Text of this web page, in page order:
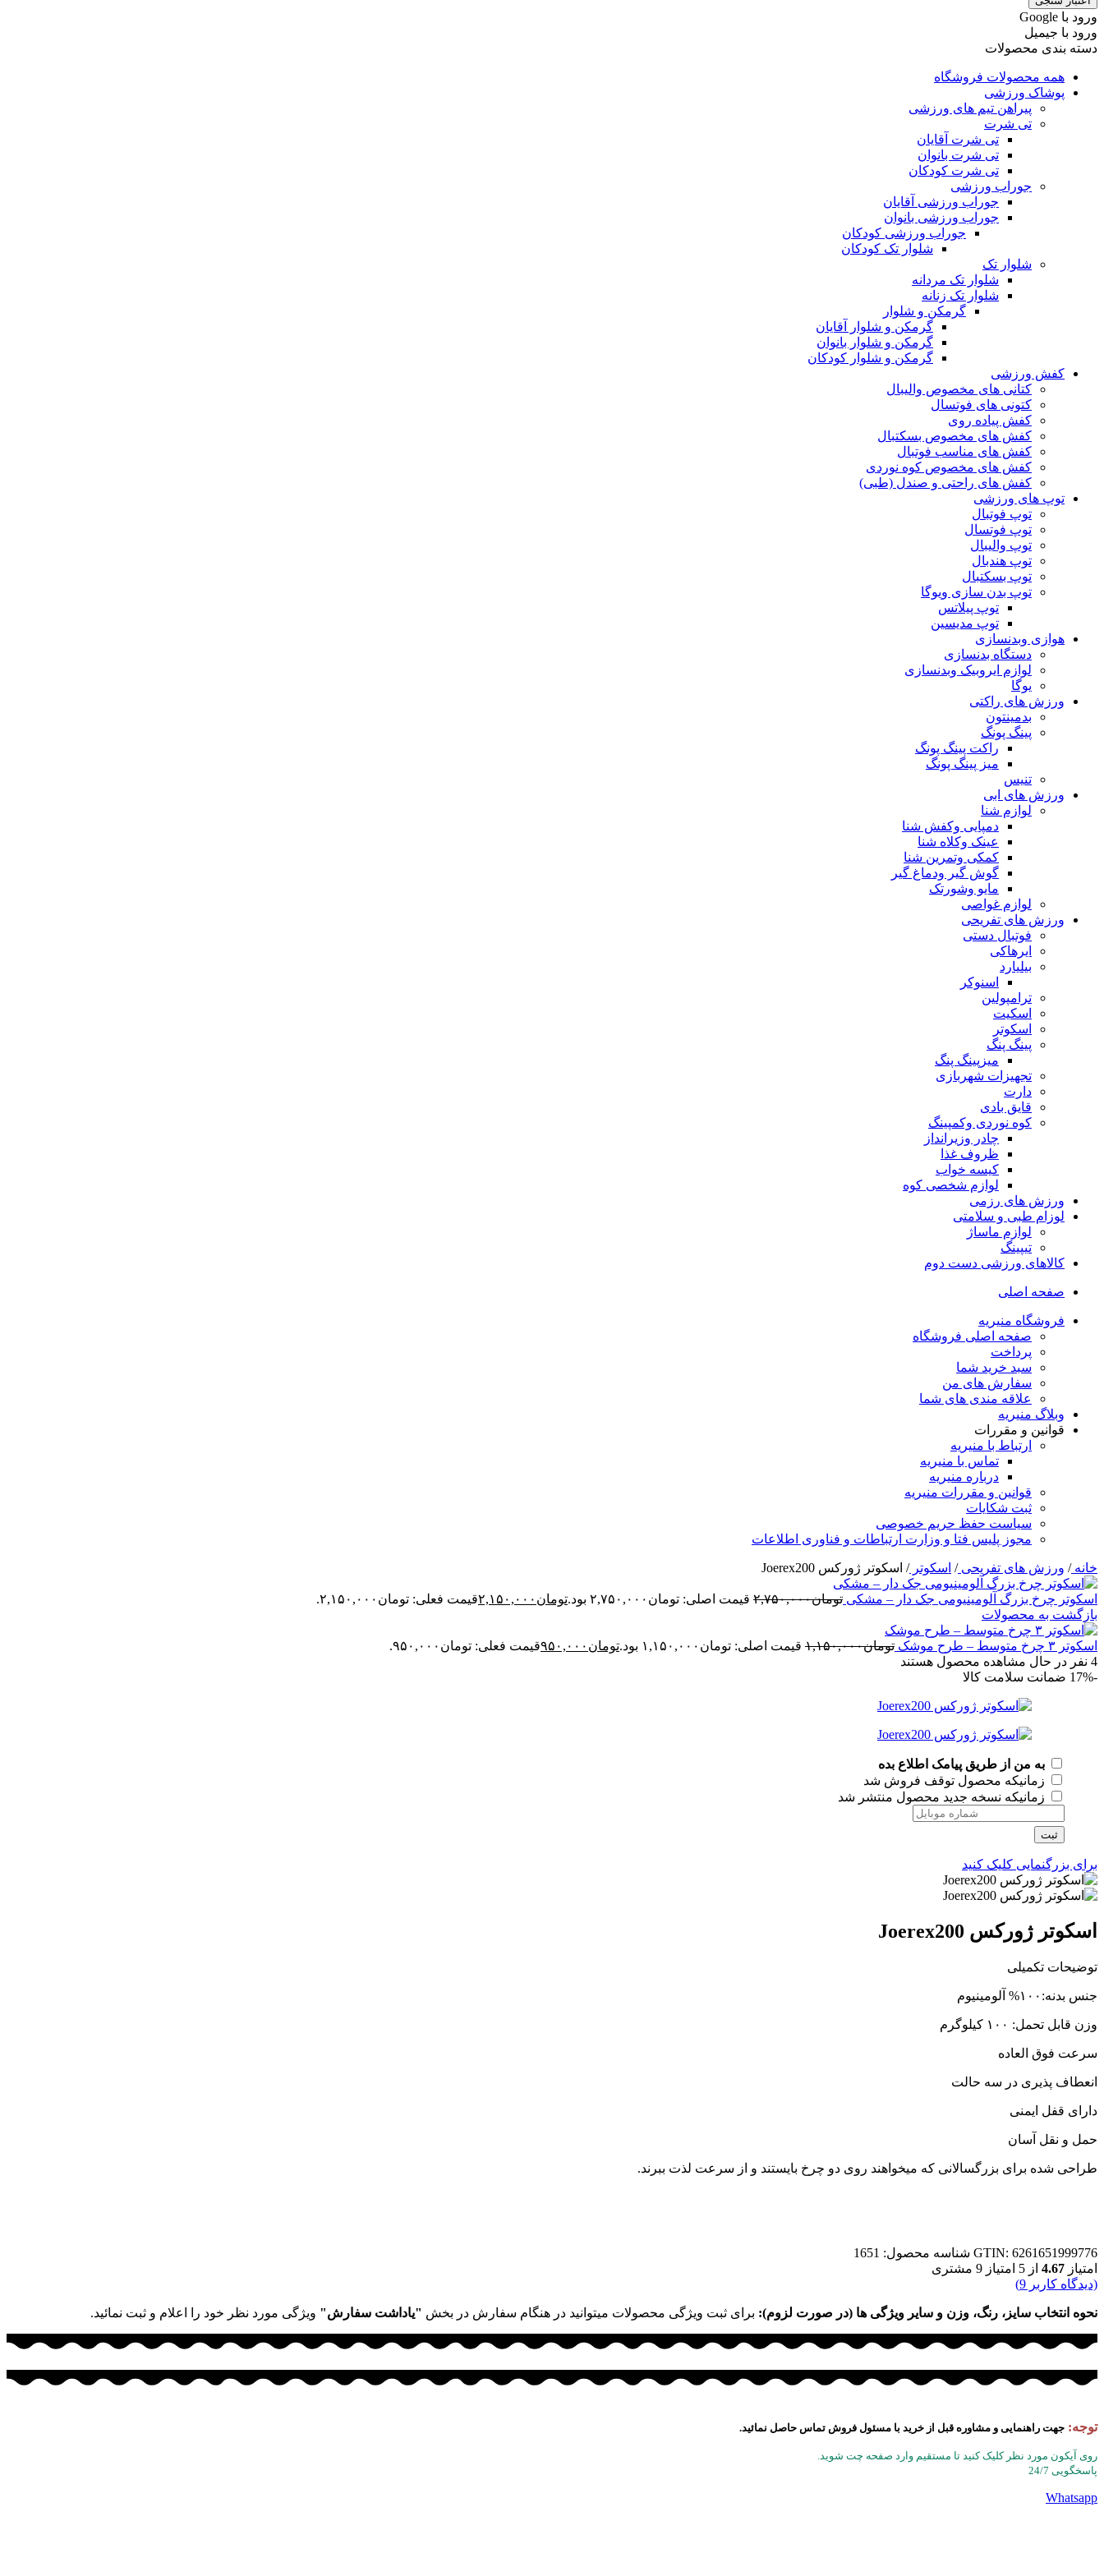
ورود با ‫Google
ورود با جیمیل
دسته بندی محصولات
همه محصولات فروشگاه
پوشاک ورزشی
پیراهن تیم های ورزشی
تی شرت
تی شرت آقایان
تی شرت بانوان
تی شرت کودکان
جوراب ورزشی
جوراب ورزشی آقایان
جوراب ورزشی بانوان
جوراب ورزشی کودکان
شلوار تک کودکان
شلوار تک
شلوار تک مردانه
شلوار تک زنانه
گرمکن و شلوار
گرمکن و شلوار آقایان
گرمکن و شلوار بانوان
گرمکن و شلوار کودکان
کفش ورزشی
کتانی های مخصوص والیبال
کتونی های فوتسال
کفش پیاده روی
کفش های مخصوص بسکتبال
کفش های مناسب فوتبال
کفش های مخصوص کوه نوردی
کفش های راحتی و صندل (طبی)
توپ های ورزشی
توپ فوتبال
توپ فوتسال
توپ والیبال
توپ هندبال
توپ بسکتبال
توپ بدن سازی ویوگا
توپ پیلاتس
توپ مدیسین
هوازی وبدنسازی
دستگاه بدنسازی
لوازم ایروبیک وبدنسازی
یوگا
ورزش های راکتی
بدمینتون
پینگ پونگ
راکت پینگ پونگ
میز پینگ پونگ
تنیس
ورزش های ابی
لوازم شنا
دمپایی وکفش شنا
عینک وکلاه شنا
کمکی وتمرین شنا
گوش گیر ودماغ گیر
مایو وشورتک
لوازم غواصی
ورزش های تفریحی
فوتبال دستی
ایرهاکی
بیلیارد
اسنوکر
ترامپولین
اسکیت
اسکوتر
پینگ پنگ
میزپینگ پنگ
تجهیزات شهربازی
دارت
قایق بادی
کوه نوردی وکمپینگ
چادر وزیرانداز
ظروف غذا
کیسه خواب
لوازم شخصی کوه
ورزش های رزمی
لوزام طبی و سلامتی
لوازم ماساژ
تیپینگ
کالاهای ورزشی دست دوم
صفحه اصلی
فروشگاه منیریه
صفحه اصلی فروشگاه
پرداخت
سبد خرید شما
سفارش های من
علاقه مندی های شما
وبلاگ منیریه
قوانین و مقررات
ارتباط با منیریه
تماس با منیریه
درباره منیریه
قوانین و مقررات منیریه
ثبت شکایات
سیاست حفظ حریم خصوصی
مجوز پلیس فتا و وزارت ارتباطات و فناوری اطلاعات
خانه/ ورزش های تفریحی/ اسکوتر/ اسکوتر ژورکس Joerex200
اسکوتر چرخ بزرگ آلومینیومی جک دار – مشکی تومان۲,۷۵۰,۰۰۰ قیمت اصلی: تومان۲,۷۵۰,۰۰۰ بود. تومان ۲,۱۵۰,۰۰۰قیمت فعلی: تومان۲,۱۵۰,۰۰۰.
بازگشت به محصولات
اسکوتر ۳ چرخ متوسط – طرح موشک تومان۱,۱۵۰,۰۰۰ قیمت اصلی: تومان۱,۱۵۰,۰۰۰ بود. تومان ۹۵۰,۰۰۰قیمت فعلی: تومان۹۵۰,۰۰۰.
4 نفر در حال مشاهده محصول هستند
-17%
ضمانت سلامت کالا
به من از طریق پیامک اطلاع بده
زمانیکه محصول توقف فروش شد
زمانیکه نسخه جدید محصول منتشر شد
ثبت
برای بزرگنمایی کلیک کنید
اسکوتر ژورکس Joerex200
توضیحات تکمیلی
جنس بدنه:۱۰۰% آلومینیوم
وزن قابل تحمل: ۱۰۰ کیلوگرم
سرعت فوق العاده
انعطاف پذیری در سه حالت
دارای قفل ایمنی
حمل و نقل آسان
طراحی شده برای بزرگسالانی که میخواهند روی دو چرخ بایستند و از سرعت لذت ببرند.
GTIN: 6261651999776 شناسه محصول: 1651
امتیاز 4.67 از 5 امتیاز 9 مشتری
(دیدگاه کاربر 9
)
نحوه انتخاب سایز، رنگ، وزن و سایر ویژگی ها (در صورت لزوم): برای ثبت ویژگی محصولات میتوانید در هنگام سفارش در بخش "یاداشت سفارش" ویژگی مورد نظر خود را اعلام و ثبت نمائید.
توجه: جهت راهنمایی و مشاوره قبل از خرید با مسئول فروش تماس حاصل نمائید.
روی آیکون مورد نظر کلیک کنید تا مستقیم وارد صفحه چت شوید.
پاسخگویی 24/7
Whatsapp